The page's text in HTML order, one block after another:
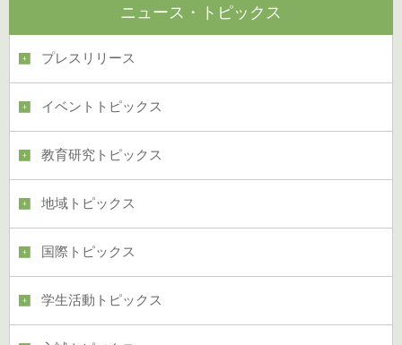
ニュース・トピックス
プレスリリース
イベントトピックス
教育研究トピックス
地域トピックス
国際トピックス
学生活動トピックス